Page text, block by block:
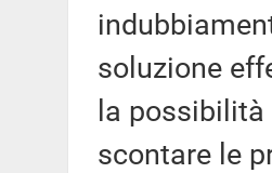
soluzione
la
scontare le